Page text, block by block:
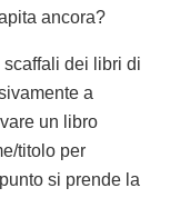
ancora?
dei libri di
a
un libro
titolo per
si prende la